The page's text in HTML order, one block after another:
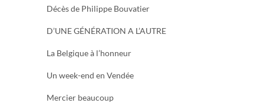
Décès de Philippe Bouvatier
D’UNE GÉNÉRATION A L’AUTRE
La Belgique à l’honneur
Un week-end en Vendée
Mercier beaucoup